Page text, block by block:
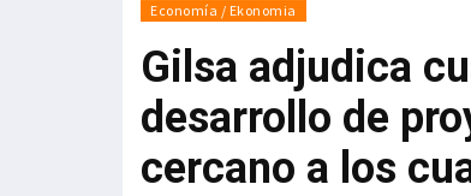
Economía / Ekonomia
Gilsa adjudica
desarrollo de
cercano a los